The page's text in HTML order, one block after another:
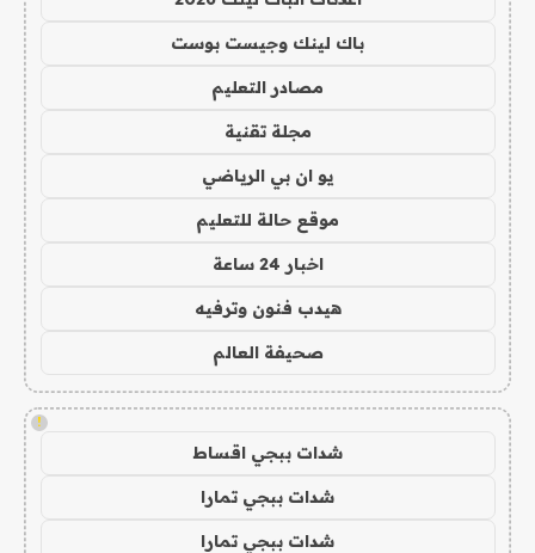
باك لينك وجيست بوست
مصادر التعليم
مجلة تقنية
يو ان بي الرياضي
موقع حالة للتعليم
اخبار 24 ساعة
هيدب فنون وترفيه
صحيفة العالم
!
شدات ببجي اقساط
شدات ببجي تمارا
شدات ببجي تمارا